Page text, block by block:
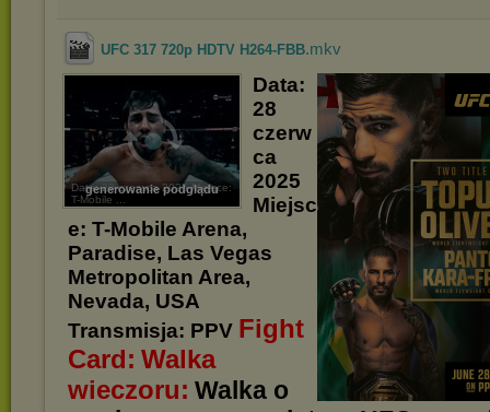
UFC 317 720p HDTV H264-FBB.mkv
generowanie podglądu
Data: 28 czerwca 2025 Miejsce:
T-Mobile ...
Data:
28
czerw
ca
2025
Miejsc
e: T-Mobile Arena,
Paradise, Las Vegas
Metropolitan Area,
Nevada, USA
Transmisja: PPV Fight
Card: Walka
wieczoru: Walka o